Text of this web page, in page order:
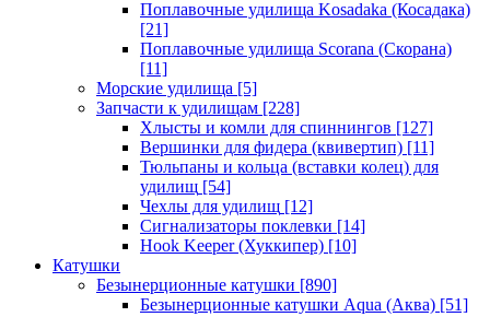
Поплавочные удилища Kosadaka (Косадака)
[21]
Поплавочные удилища Scorana (Скорана)
[11]
Морские удилища [5]
Запчасти к удилищам [228]
Хлысты и комли для спиннингов [127]
Вершинки для фидера (квивертип) [11]
Тюльпаны и кольца (вставки колец) для
удилищ [54]
Чехлы для удилищ [12]
Сигнализаторы поклевки [14]
Hook Keeper (Хуккипер) [10]
Катушки
Безынерционные катушки [890]
Безынерционные катушки Aqua (Аква) [51]